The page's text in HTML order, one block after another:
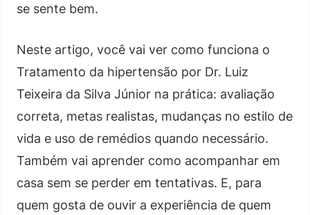
se sente bem.
Neste artigo, você vai ver como funciona o
Tratamento da hipertensão por Dr. Luiz
Teixeira da Silva Júnior na prática: avaliação
correta, metas realistas, mudanças no estilo de
vida e uso de remédios quando necessário.
Também vai aprender como acompanhar em
casa sem se perder em tentativas. E, para
quem gosta de ouvir a experiência de quem